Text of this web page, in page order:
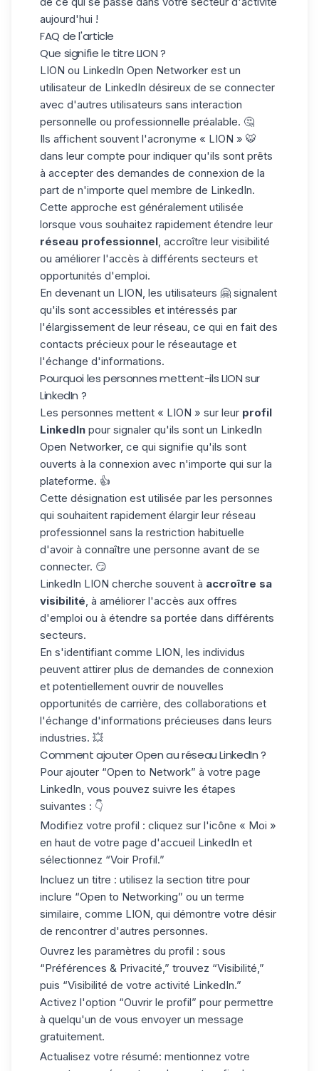
aujourd'hui !
FAQ de l'article
Que signifie le titre LION ?
LION ou LinkedIn Open Networker est un
utilisateur de LinkedIn désireux de se connecter
avec d'autres utilisateurs sans interaction
personnelle ou professionnelle préalable. 🤔
Ils affichent souvent l'acronyme « LION » 🐯
dans leur compte pour indiquer qu'ils sont prêts
à accepter des demandes de connexion de la
part de n'importe quel membre de LinkedIn.
Cette approche est généralement utilisée
lorsque vous souhaitez rapidement étendre leur
réseau professionnel , accroître leur visibilité
ou améliorer l'accès à différents secteurs et
opportunités d'emploi.
En devenant un LION, les utilisateurs 🤗 signalent
qu'ils sont accessibles et intéressés par
l'élargissement de leur réseau, ce qui en fait des
contacts précieux pour le réseautage et
l'échange d'informations.
Pourquoi les personnes mettent-ils LION sur
LinkedIn ?
Les personnes mettent « LION » sur leur profil
LinkedIn pour signaler qu'ils sont un LinkedIn
Open Networker, ce qui signifie qu'ils sont
ouverts à la connexion avec n'importe qui sur la
plateforme. 👍
Cette désignation est utilisée par les personnes
qui souhaitent rapidement élargir leur réseau
professionnel sans la restriction habituelle
d'avoir à connaître une personne avant de se
connecter. 😏
LinkedIn LION cherche souvent à accroître sa
visibilité , à améliorer l'accès aux offres
d'emploi ou à étendre sa portée dans différents
secteurs.
En s'identifiant comme LION, les individus
peuvent attirer plus de demandes de connexion
et potentiellement ouvrir de nouvelles
opportunités de carrière, des collaborations et
l'échange d'informations précieuses dans leurs
industries. 💥
Comment ajouter Open au réseau LinkedIn ?
Pour ajouter “Open to Network” à votre page
LinkedIn, vous pouvez suivre les étapes
suivantes : 👇
Modifiez votre profil : cliquez sur l'icône « Moi »
en haut de votre page d'accueil LinkedIn et
sélectionnez “Voir Profil.”
Incluez un titre : utilisez la section titre pour
inclure “Open to Networking” ou un terme
similaire, comme LION, qui démontre votre désir
de rencontrer d'autres personnes.
Ouvrez les paramètres du profil : sous
“Préférences & Privacité,” trouvez “Visibilité,”
puis “Visibilité de votre activité LinkedIn.”
Activez l'option “Ouvrir le profil” pour permettre
à quelqu'un de vous envoyer un message
gratuitement.
Actualisez votre résumé: mentionnez votre